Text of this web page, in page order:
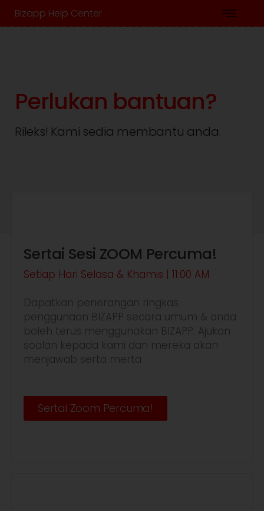
Bizapp Help Center
Perlukan bantuan?
Rileks! Kami sedia membantu anda.
Sertai Sesi ZOOM Percuma!
Setiap Hari Selasa & Khamis | 11:00 AM
Dapatkan penerangan ringkas
penggunaan BIZAPP secara umum & anda
boleh terus menggunakan BIZAPP. Ajukan
soalan kepada kami dan mereka akan
menjawab serta merta
Sertai Zoom Percuma!